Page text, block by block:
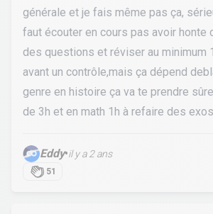
générale et je fais même pas ça,
faut écouter en cours pas avoir honte
des questions et réviser au minimum
avant un contrôle,mais ça dépend
genre en histoire ça va te prendre
de 3h et en math 1h à refaire des
Eddy•il y a 2 ans
51